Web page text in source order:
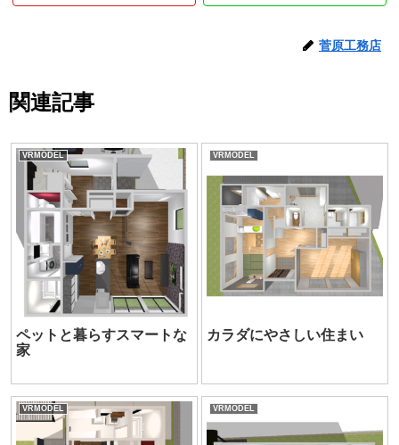
菅原工務店
関連記事
VRMODEL
ペットと暮らすスマートな
家
VRMODEL
カラダにやさしい住まい
VRMODEL VRMODEL